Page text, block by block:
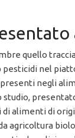
quello
nel
negli
di alimenti di
agricoltura